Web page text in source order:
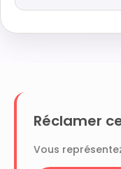
Réclamer
Vous